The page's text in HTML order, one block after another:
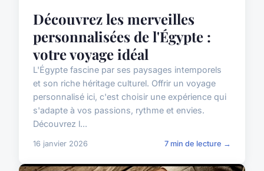
Découvrez les merveilles
personnalisées de l'Égypte :
votre voyage idéal
L'Égypte fascine par ses paysages intemporels
et son riche héritage culturel. Offrir un voyage
personnalisé ici, c'est choisir une expérience qui
s'adapte à vos passions, rythme et envies.
Découvrez l...
16 janvier 2026 7 min de lecture →